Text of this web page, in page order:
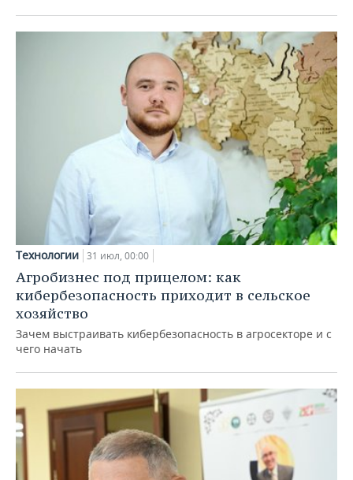
Технологии 31 июл, 00:00
Агробизнес под прицелом: как
кибербезопасность приходит в сельское
хозяйство
Зачем выстраивать кибербезопасность в агросекторе и с
чего начать